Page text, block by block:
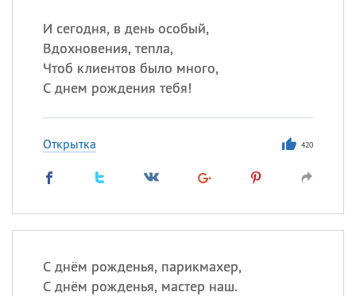
И сегодня, в день особый,
Вдохновения, тепла,
Чтоб клиентов было много,
С днем рождения тебя!
Открытка 420
С днём рожденья, парикмахер,
С днём рожденья, мастер наш.